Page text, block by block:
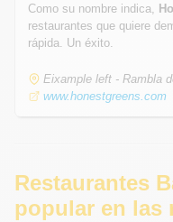
Como su nombre indica,
restaurantes que quiere
rápida. Un éxito.
Eixample left - Rambla
www.honestgreens.com
Restaurantes
popular en las